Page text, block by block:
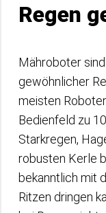
Regen
Mähroboter
gewöhnlicher
meisten
Bedienfeld zu
Starkregen,
robusten Kerle
bekanntlich mit
Ritzen dringen